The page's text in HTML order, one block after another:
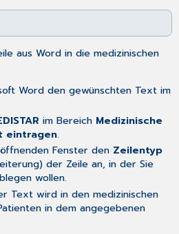
aus Word in die medizinischen
Word den gewünschten Text im
im Bereich Medizinische
eintragen.
Fenster den Zeilentyp
der Zeile an, in der Sie
wollen.
Text wird in den medizinischen
in dem angegebenen